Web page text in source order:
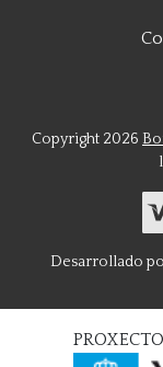
Copyright 2026
Desarrollado